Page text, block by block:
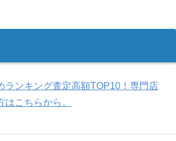
ランキング査定高額TOP10！専門店
こちらから。